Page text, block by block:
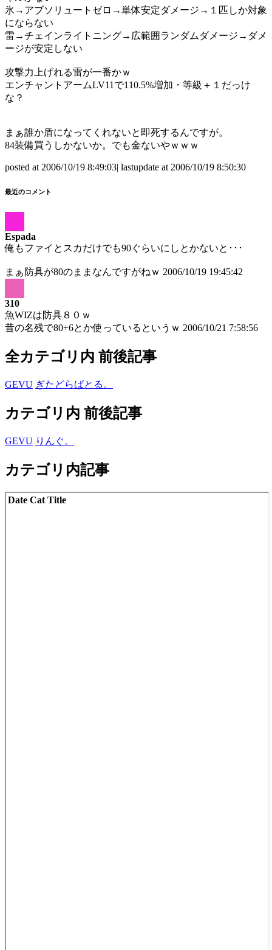
氷→アブソリュートゼロ→単体安定ダメージ→１匹しか対象
にならない
雷→チェインライトニング→広範囲ランダムダメージ→ダメ
ージが安定しない
攻撃力上げれる雷が一番かｗ
エンチャントアームLV11で110.5%増加・等級＋１だっけ
な？
まぁ誰か盾になってくれないと即死するんですが。
84装備買うしかないか。でも金ないやｗｗｗ
posted at 2006/10/19 8:49:03| lastupdate at 2006/10/19 8:50:30
最近のコメント
Espada
俺もファイとスカだけでも90ぐらいにしとかないと･･･
まぁ防具が80のままなんですがねｗ 2006/10/19 19:45:42
310
魚WIZは防具８０ｗ
昔の名残で80+6とか使っているというｗ 2006/10/21 7:58:56
全カテゴリ内 前後記事
GEVU ぎたどらばとる。
カテゴリ内 前後記事
GEVU りんぐ。
カテゴリ内記事